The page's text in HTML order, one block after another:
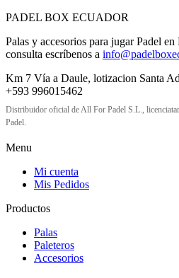
PADEL BOX ECUADOR
Palas y accesorios para jugar Padel
consulta escríbenos a
Km 7 Vía a Daule, lotizacion Santa
+593 996015462
Distribuidor oficial de All For Padel S.L.,
Padel.
Menu
Mi cuenta
Mis Pedidos
Productos
Palas
Paleteros
Accesorios